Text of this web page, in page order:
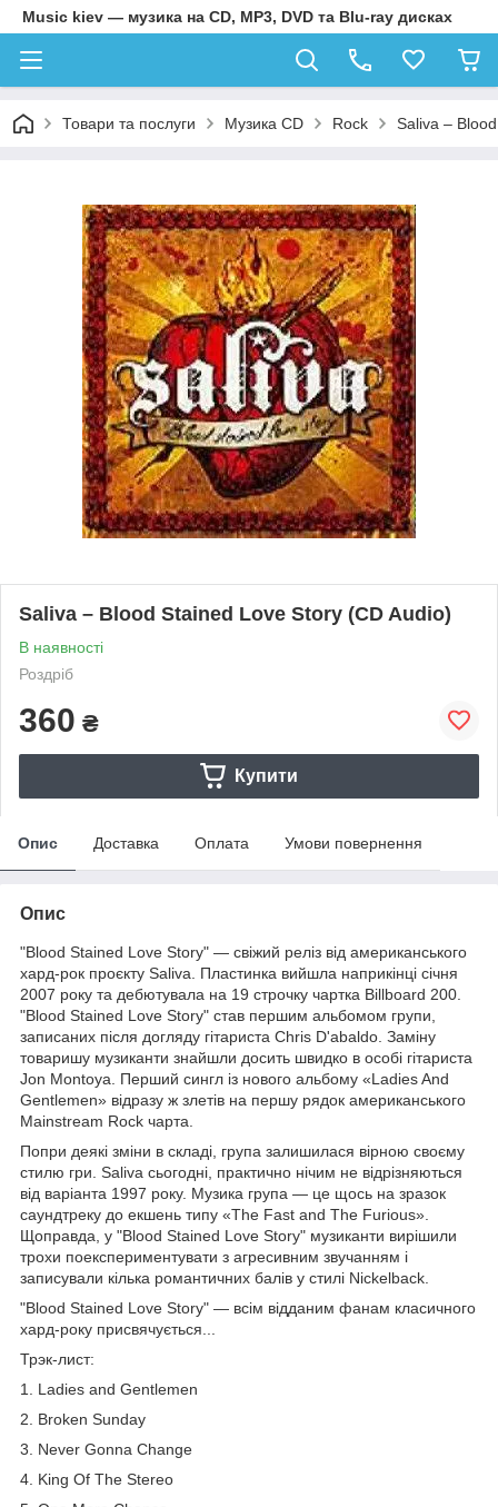
Music kiev — музика на CD, MP3, DVD та Blu-ray дисках
Товари та послуги Музика CD Rock Saliva –
Saliva – Blood Stained Love Story (CD Audio)
В наявності
Роздріб
360 ₴
Купити
Опис Доставка Оплата Умови повернення
Опис
"Blood Stained Love Story" — свіжий реліз від американського
хард-рок проєкту Saliva. Пластинка вийшла наприкінці січня
2007 року та дебютувала на 19 строчку чартка Billboard 200.
"Blood Stained Love Story" став першим альбомом групи,
записаних після догляду гітариста Chris D'abaldo. Заміну
товаришу музиканти знайшли досить швидко в особі гітариста
Jon Montoya. Перший сингл із нового альбому «Ladies And
Gentlemen» відразу ж злетів на першу рядок американського
Mainstream Rock чарта.
Попри деякі зміни в складі, група залишилася вірною своєму
стилю гри. Saliva сьогодні, практично нічим не відрізняються
від варіанта 1997 року. Музика група — це щось на зразок
саундтреку до екшень типу «The Fast and The Furious».
Щоправда, у "Blood Stained Love Story" музиканти вирішили
трохи поекспериментувати з агресивним звучанням і
записували кілька романтичних балів у стилі Nickelback.
"Blood Stained Love Story" — всім відданим фанам класичного
хард-року присвячується...
Трэк-лист:
1. Ladies and Gentlemen
2. Broken Sunday
3. Never Gonna Change
4. King Of The Stereo